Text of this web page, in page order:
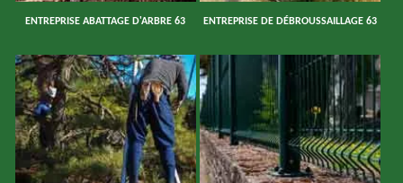
ENTREPRISE ABATTAGE D'ARBRE 63 ENTREPRISE DE DÉBROUSSAILLAGE 63